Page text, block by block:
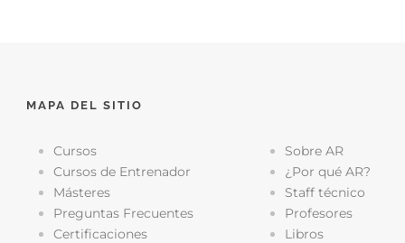
MAPA DEL SITIO
Cursos
Cursos de Entrenador
Másteres
Preguntas Frecuentes
Certificaciones
Sobre AR
¿Por qué AR?
Staff técnico
Profesores
Libros